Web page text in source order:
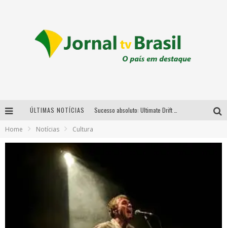
ÚLTIMAS NOTÍCIAS
Home Notícias Cultura